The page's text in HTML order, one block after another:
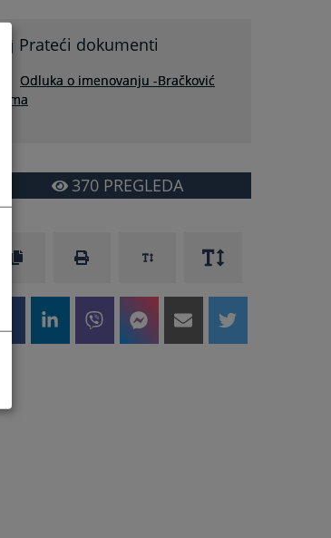
Prateći dokumenti
Odluka o imenovanju -Bračković
Elma
370PREGLEDA